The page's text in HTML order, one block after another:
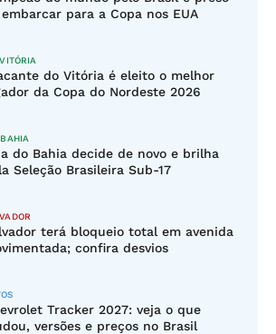
para a Copa nos EUA
do Vitória é eleito o melhor
da Copa do Nordeste 2026
do Bahia decide de novo e brilha
Seleção Brasileira Sub-17
terá bloqueio total em avenida
confira desvios
Tracker 2027: veja o que
versões e preços no Brasil